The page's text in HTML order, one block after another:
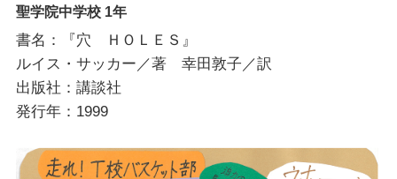
聖学院中学校 1年
書名：『穴 ＨＯＬＥＳ』
ルイス・サッカー／著 幸田敦子／訳
出版社：講談社
発行年：1999